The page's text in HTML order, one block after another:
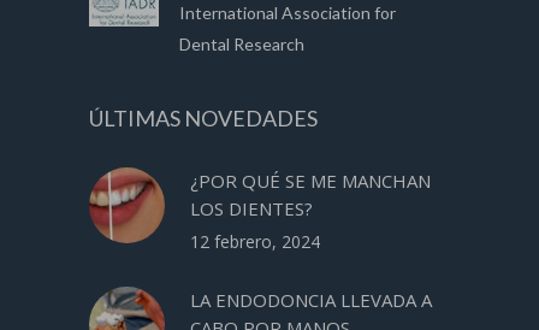
International Association for
Dental Research
ÚLTIMAS NOVEDADES
¿POR QUÉ SE ME MANCHAN
LOS DIENTES?
12 febrero, 2024
LA ENDODONCIA LLEVADA A